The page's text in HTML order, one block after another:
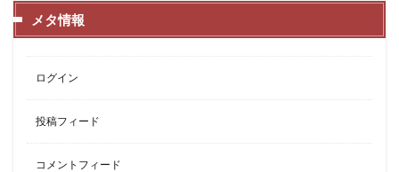
メタ情報
ログイン
投稿フィード
コメントフィード